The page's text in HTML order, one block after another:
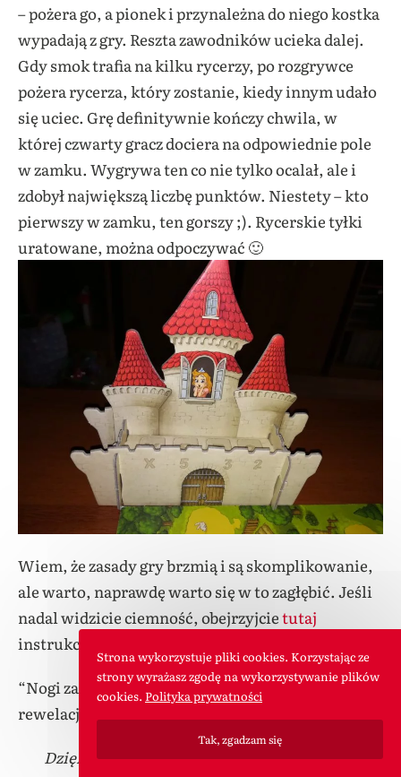
– pożera go, a pionek i przynależna do niego kostka
wypadają z gry. Reszta zawodników ucieka dalej.
Gdy smok trafia na kilku rycerzy, po rozgrywce
pożera rycerza, który zostanie, kiedy innym udało
się uciec. Grę definitywnie kończy chwila, w
której czwarty gracz dociera na odpowiednie pole
w zamku. Wygrywa ten co nie tylko ocalał, ale i
zdobył największą liczbę punktów. Niestety – kto
pierwszy w zamku, ten gorszy ;). Rycerskie tyłki
uratowane, można odpoczywać 🙂
Wiem, że zasady gry brzmią i są skomplikowanie,
ale warto, naprawdę warto się w to zagłębić. Jeśli
nadal widzicie ciemność, obejrzyjcietutaj
instrukcję wideo.
“Nogi za pas!” gra na poziomie eksperckim –
rewelacja!
Dziękuję wydawnictwu Nasza Księgarnia za
Strona wykorzystuje pliki cookies. Korzystając ze
strony wyrażasz zgodę na wykorzystywanie plików
cookies. Polityka prywatności
Tak, zgadzam się